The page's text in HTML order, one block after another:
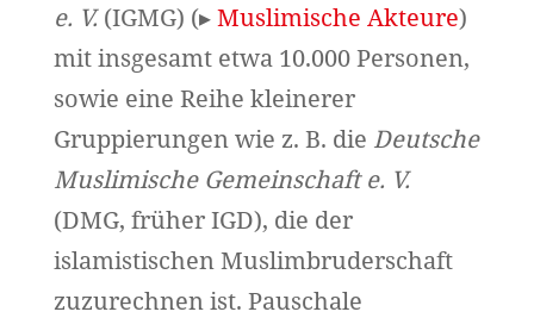
e. V.(IGMG) (▸Muslimische Akteure)
mit insgesamt etwa 10.000 Personen,
sowie eine Reihe kleinerer
Gruppierungen wie z. B. die Deutsche
Muslimische Gemeinschaft e. V.
(DMG, früher IGD), die der
islamistischen Muslimbruderschaft
zuzurechnen ist. Pauschale